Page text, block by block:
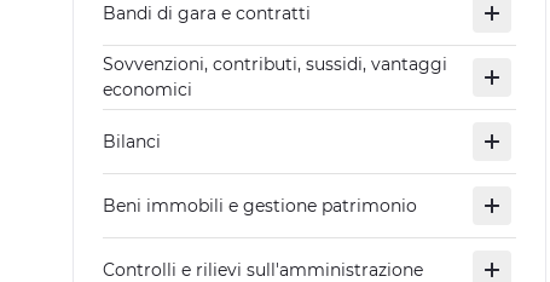
Bandi di gara e contratti
Sovvenzioni, contributi, sussidi, vantaggi
economici
Bilanci
Beni immobili e gestione patrimonio
Controlli e rilievi sull'amministrazione